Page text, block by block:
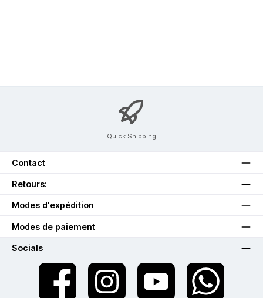
Quick Shipping
Contact
Retours:
Modes d'expédition
Modes de paiement
Socials
twt.widget.communities.facebook.name
twt.widget.communities.instagram.name